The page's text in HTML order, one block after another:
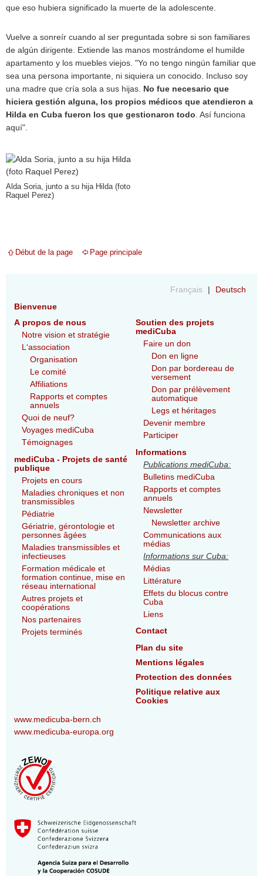
que eso hubiera significado la muerte de la adolescente.
Vuelve a sonreír cuando al ser preguntada sobre si son familiares
de algún dirigente. Extiende las manos mostrándome el humilde
apartamento y los muebles viejos. "Yo no tengo ningún familiar que
sea una persona importante, ni siquiera un conocido. Incluso soy
una madre que cría sola a sus hijas. No fue necesario que
hiciera gestión alguna, los propios médicos que atendieron a
Hilda en Cuba fueron los que gestionaron todo. Así funciona
aquí".
Alda Soria, junto a su hija Hilda (foto
Raquel Perez)
Début de la page Page principale
Français
Deutsch
Bienvenue
A propos de nous
Notre vision et stratégie
L‘association
Organisation
Le comité
Affiliations
Rapports et comptes
annuels
Quoi de neuf?
Voyages mediCuba
Témoignages
mediCuba - Projets de santé
publique
Projets en cours
Maladies chroniques et non
transmissibles
Pédiatrie
Gériatrie, gérontologie et
personnes âgées
Maladies transmissibles et
infectieuses
Formation médicale et
formation continue, mise en
réseau international
Autres projets et
coopérations
Nos partenaires
Projets terminés
Soutien des projets
mediCuba
Faire un don
Don en ligne
Don par bordereau de
versement
Don par prélèvement
automatique
Legs et héritages
Devenir membre
Participer
Informations
Publications mediCuba:
Bulletins mediCuba
Rapports et comptes
annuels
Newsletter
Newsletter archive
Communications aux
médias
Informations sur Cuba:
Médias
Littérature
Effets du blocus contre
Cuba
Liens
Contact
Plan du site
Mentions légales
Protection des données
Politique relative aux
Cookies
www.medicuba-bern.ch
www.medicuba-europa.org